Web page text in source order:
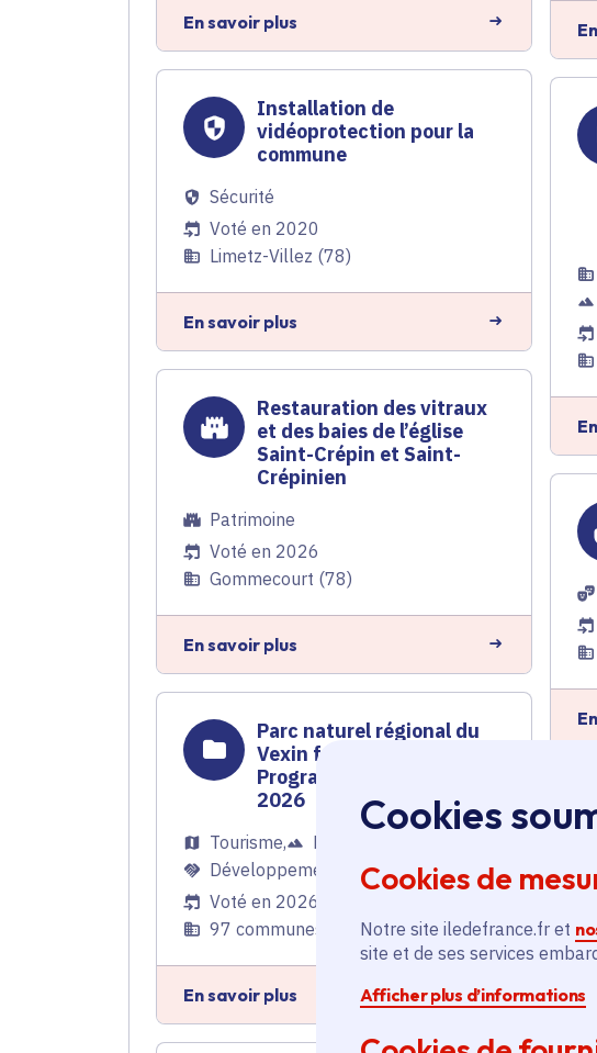
Cookies
Cookies de
Notre site iledefrance.fr et
site et de ses services
Afficher plus d’informations
En savoir plus
Installation de
vidéoprotection pour la
commune
Sécurité
Voté en 2020
Limetz-Villez (78)
En savoir plus
Restauration des vitraux
et des baies de l’église
Saint-Crépin et Saint-
Crépinien
Patrimoine
Voté en 2026
Gommecourt (78)
En savoir plus
Parc naturel régional du
Vexin français –
Programme d’actions
2026
Tourisme, Ruralité
Développement économique
Voté en 2026
97 communes
En savoir plus